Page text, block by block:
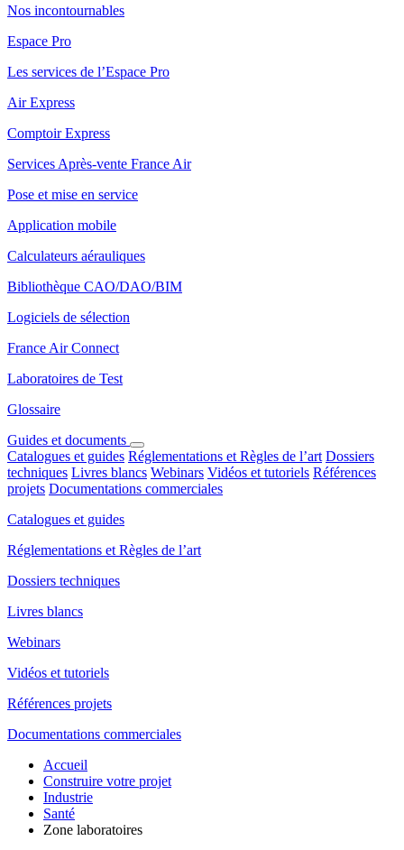
Nos incontournables
Espace Pro
Les services de l’Espace Pro
Air Express
Comptoir Express
Services Après-vente France Air
Pose et mise en service
Application mobile
Calculateurs aérauliques
Bibliothèque CAO/DAO/BIM
Logiciels de sélection
France Air Connect
Laboratoires de Test
Glossaire
Guides et documents
Catalogues et guides Réglementations et Règles de l’art Dossiers
techniques Livres blancs Webinars Vidéos et tutoriels Références
projets Documentations commerciales
Catalogues et guides
Réglementations et Règles de l’art
Dossiers techniques
Livres blancs
Webinars
Vidéos et tutoriels
Références projets
Documentations commerciales
Accueil
Construire votre projet
Industrie
Santé
Zone laboratoires